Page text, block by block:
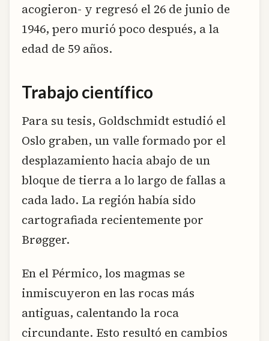
acogieron- y regresó el 26 de junio de
1946, pero murió poco después, a la
edad de 59 años.
Trabajo científico
Para su tesis, Goldschmidt estudió el
Oslo graben, un valle formado por el
desplazamiento hacia abajo de un
bloque de tierra a lo largo de fallas a
cada lado. La región había sido
cartografiada recientemente por
Brøgger.
En el Pérmico, los magmas se
inmiscuyeron en las rocas más
antiguas, calentando la roca
circundante. Esto resultó en cambios